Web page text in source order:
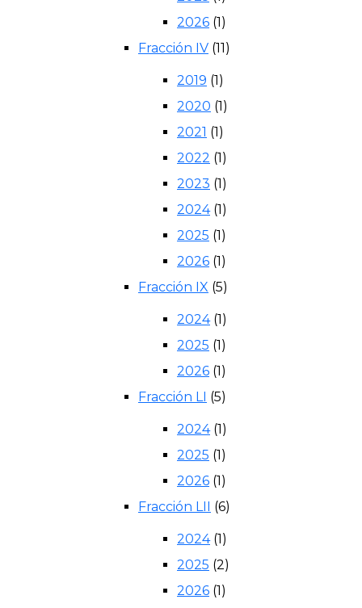
2026 (1)
Fracción IV (11)
2019 (1)
2020 (1)
2021 (1)
2022 (1)
2023 (1)
2024(1)
2025 (1)
2026 (1)
Fracción IX (5)
2024(1)
2025 (1)
2026 (1)
Fracción LI (5)
2024(1)
2025 (1)
2026 (1)
Fracción LII
(6)
2024(1)
2025 (2)
2026 (1)